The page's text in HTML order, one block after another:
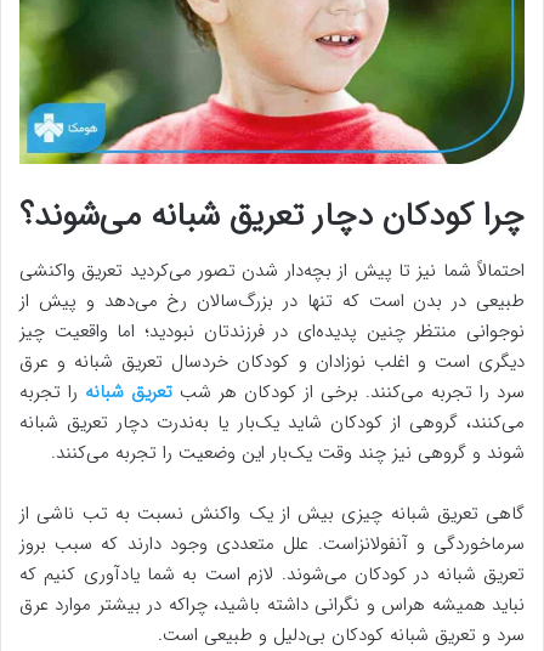
چرا کودکان دچار تعریق شبانه می‌شوند؟
احتمالاً شما نیز تا پیش از بچه‌دار شدن تصور می‌کردید تعریق واکنشی
طبیعی در بدن است که تنها در بزرگ‌سالان رخ می‌دهد و پیش از
نوجوانی منتظر چنین پدیده‌ای در فرزندتان نبودید؛ اما واقعیت چیز
دیگری است و اغلب نوزادان و کودکان خردسال تعریق شبانه و عرق
سرد را تجربه می‌کنند. برخی از کودکان هر شب تعریق شبانه را تجربه
می‌کنند، گروهی از کودکان شاید یک‌بار یا به‌ندرت دچار تعریق شبانه
شوند و گروهی نیز چند وقت یک‌بار این وضعیت را تجربه می‌کنند.
گاهی تعریق شبانه چیزی بیش از یک واکنش نسبت به تب ناشی از
سرماخوردگی و آنفولانزاست. علل متعددی وجود دارند که سبب بروز
تعریق شبانه در کودکان می‌شوند. لازم است به شما یادآوری کنیم که
نباید همیشه هراس و نگرانی داشته باشید، چراکه در بیشتر موارد عرق
سرد و تعریق شبانه کودکان بی‌دلیل و طبیعی است.